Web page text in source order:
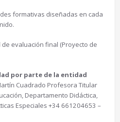
formativas diseñadas en cada
evaluación final (Proyecto de
por parte de la entidad
Cuadrado Profesora Titular
Departamento Didáctica,
Especiales +34 661204653 –